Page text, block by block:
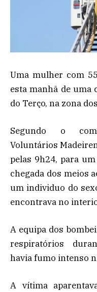
Uma mulher com
esta manhã de uma
do Terço, na zona
Segundo o
Voluntários
pelas 9h24, para
chegada dos meios
um individuo do
encontrava no
A equipa dos
respiratórios
havia fumo intenso
A vítima